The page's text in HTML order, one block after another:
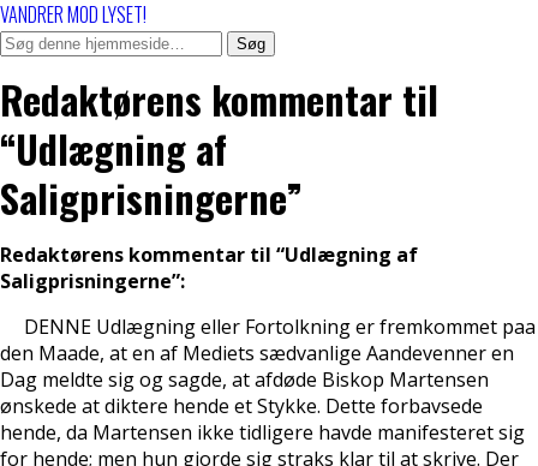
VANDRER MOD LYSET!
Redaktørens kommentar til
“Udlægning af
Saligprisningerne”
Redaktørens kommentar til “Udlægning af
Saligprisningerne”:
DENNE Udlægning eller Fortolkning er fremkommet paa
den Maade, at en af Mediets sædvanlige Aandevenner en
Dag meldte sig og sagde, at afdøde Biskop Martensen
ønskede at diktere hende et Stykke. Dette forbavsede
hende, da Martensen ikke tidligere havde manifesteret sig
for hende; men hun gjorde sig straks klar til at skrive. Der